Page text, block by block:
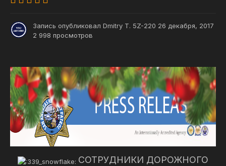
Запись опубликовал Dmitry T. 5Z-220 26 декабря, 2017
2 998 просмотров
СОТРУДНИКИ ДОРОЖНОГО